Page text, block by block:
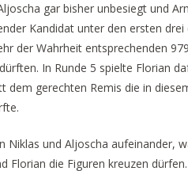
gar bisher unbesiegt und
Kandidat unter den ersten
der Wahrheit entsprechenden
In Runde 5 spielte Florian
dem gerechten Remis die in
Niklas und Aljoscha aufeinander,
Florian die Figuren kreuzen dürfen.